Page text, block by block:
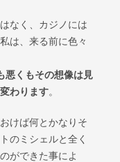
なく、カジノには
は、来る前に色々
悪くもその想像は見
わります。
けば何とかなりそ
のミシェルと全く
ができた事によ